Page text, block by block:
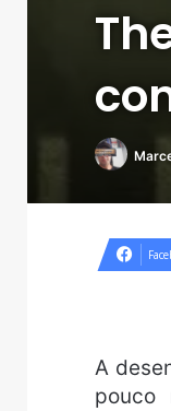
A
pouco